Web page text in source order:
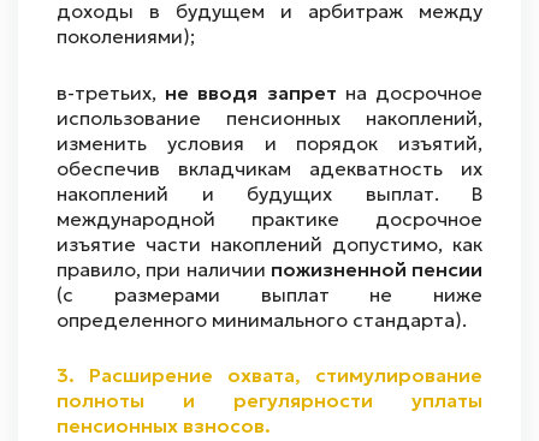
доходы в будущем и арбитраж между
поколениями);
в-третьих, не вводя запрет на досрочное
использование пенсионных накоплений,
изменить условия и порядок изъятий,
обеспечив вкладчикам адекватность их
накоплений и будущих выплат. В
международной практике досрочное
изъятие части накоплений допустимо, как
правило, при наличии пожизненной пенсии
(с размерами выплат не ниже
определенного минимального стандарта).
3. Расширение охвата, стимулирование
полноты и регулярности уплаты
пенсионных взносов.